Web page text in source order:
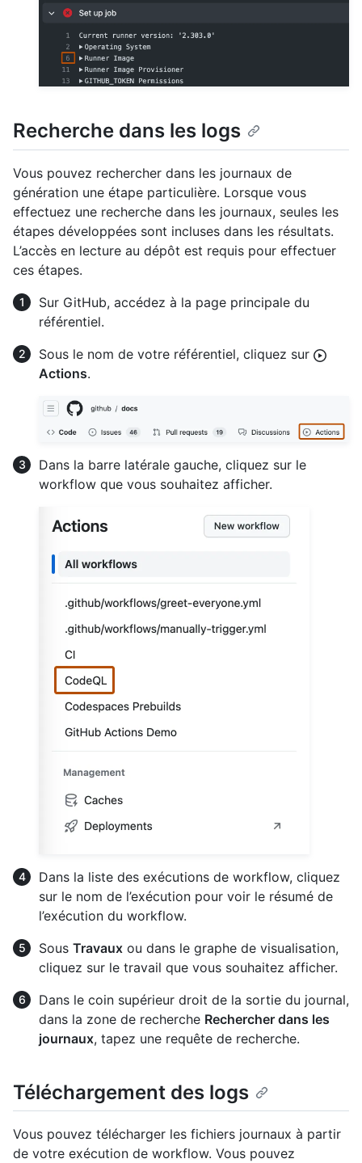
Recherche dans les logs
Vous pouvez rechercher dans les journaux de
génération une étape particulière. Lorsque vous
effectuez une recherche dans les journaux, seules les
étapes développées sont incluses dans les résultats.
L’accès en lecture au dépôt est requis pour effectuer
ces étapes.
Sur GitHub, accédez à la page principale du
référentiel.
Sous le nom de votre référentiel, cliquez sur
Actions.
Dans la barre latérale gauche, cliquez sur le
workflow que vous souhaitez afficher.
Dans la liste des exécutions de workflow, cliquez
sur le nom de l’exécution pour voir le résumé de
l’exécution du workflow.
Sous Travaux ou dans le graphe de visualisation,
cliquez sur le travail que vous souhaitez afficher.
Dans le coin supérieur droit de la sortie du journal,
dans la zone de recherche Rechercher dans les
journaux, tapez une requête de recherche.
Téléchargement des logs
Vous pouvez télécharger les fichiers journaux à partir
de votre exécution de workflow. Vous pouvez